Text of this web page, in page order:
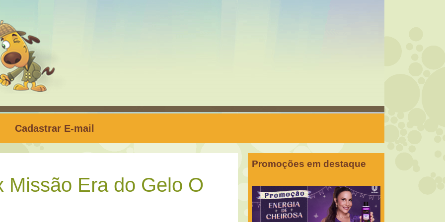
Cadastrar E-mail
Missão Era do Gelo O
Promoções em destaque